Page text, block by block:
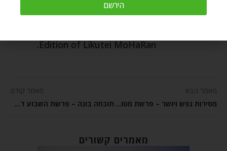
more titles, as well as annotating
Edition of Likutei MoHaRan.
מאמר הבא
מסירות נפש ויושר – פרשת מטוס מסעי
מאמר קודם
תוכחה בונה – פרשת השבוע דברים
מאמרים קשורים
הירשם